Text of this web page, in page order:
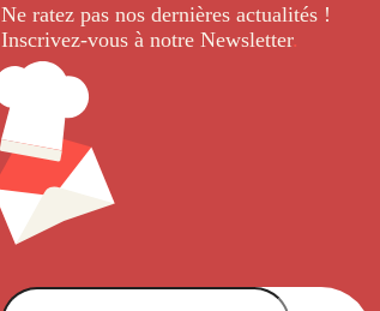
Ne ratez pas nos dernièresactualités !
Inscrivez-vous à notre Newsletter.